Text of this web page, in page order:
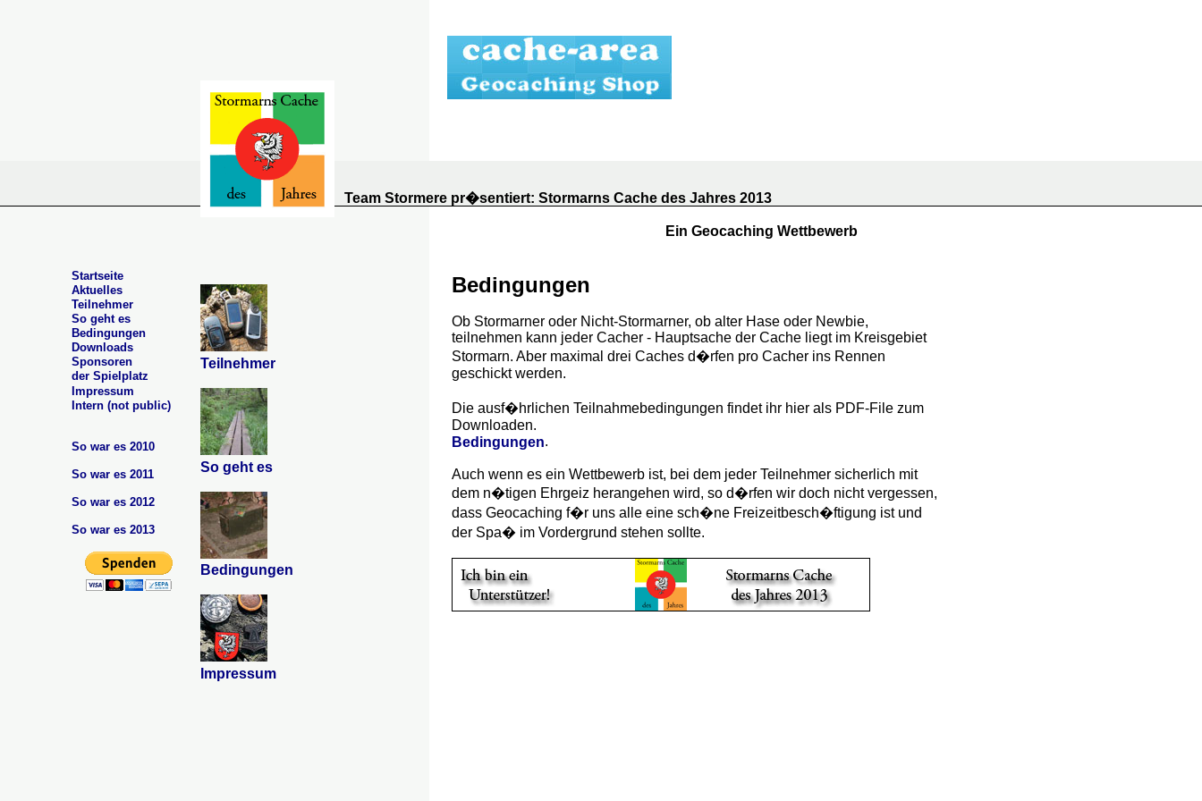
Ein Geocaching Wettbewerb
Team Stormere pr�sentiert: Stormarns Cache des Jahres 2013
Startseite
Aktuelles
Teilnehmer
So geht es
Bedingungen
Downloads
Sponsoren
der Spielplatz
Impressum
Intern (not public)
So war es 2010
So war es 2011
So war es 2012
So war es 2013
Teilnehmer
So geht es
Bedingungen
Impressum
Bedingungen
Ob Stormarner oder Nicht-Stormarner, ob alter Hase oder Newbie,
teilnehmen kann jeder Cacher - Hauptsache der Cache liegt im Kreisgebiet
Stormarn. Aber maximal drei Caches d�rfen pro Cacher ins Rennen
geschickt werden.
Die ausf�hrlichen Teilnahmebedingungen findet ihr hier als PDF-File zum
Downloaden.
Bedingungen.
Auch wenn es ein Wettbewerb ist, bei dem jeder Teilnehmer sicherlich mit
dem n�tigen Ehrgeiz herangehen wird, so d�rfen wir doch nicht vergessen,
dass Geocaching f�r uns alle eine sch�ne Freizeitbesch�ftigung ist und
der Spa� im Vordergrund stehen sollte.